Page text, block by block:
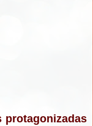
protagonizadas